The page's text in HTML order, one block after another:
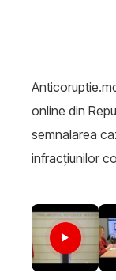
online din
semnalarea
infracţiunilor